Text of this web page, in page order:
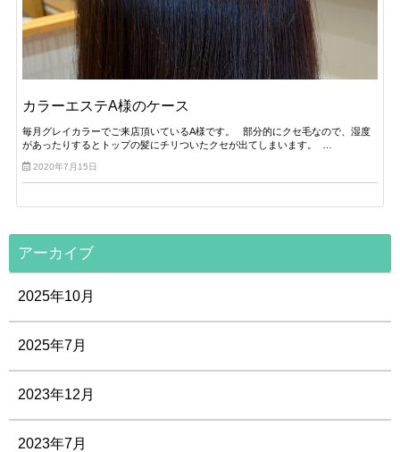
カラーエステA様のケース
毎月グレイカラーでご来店頂いているA様です。 部分的にクセ毛なので、湿度
があったりするとトップの髪にチリついたクセが出てしまいます。 …
2020年7月15日
アーカイブ
2025年10月
2025年7月
2023年12月
2023年7月